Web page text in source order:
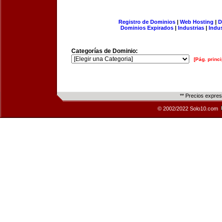
Registro de Dominios| Web Hosting |
Dominios Expirados | Industrias |
Categorías de Dominio:
[Pág.
** Precios
© 2002/2022 Solo10.com